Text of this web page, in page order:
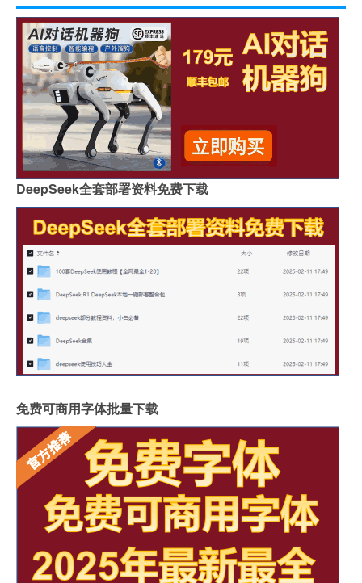
DeepSeek全套部署资料免费下载
免费可商用字体批量下载